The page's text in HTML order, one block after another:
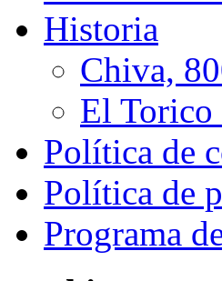
Historia
Chiva,
El Torico
Política de
Política de
Programa